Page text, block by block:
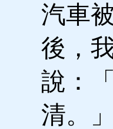
汽車
後，
說：
清。